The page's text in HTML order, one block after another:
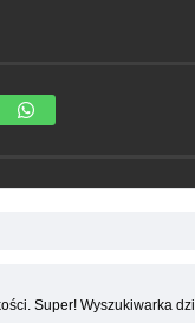
Super! Wyszukiwarka